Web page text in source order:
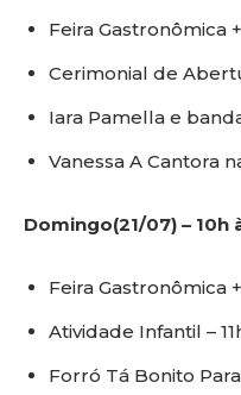
Feira Gastronômica
Cerimonial de
Iara Pamella e
Vanessa A Cantora
Domingo(21/07) – 10h
Feira Gastronômica
Atividade Infantil –
Forró Tá Bonito